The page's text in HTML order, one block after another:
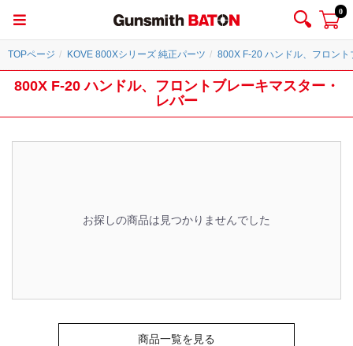
0
TOPページ KOVE 800Xシリーズ 純正パーツ 800X F-20 ハンドル、フロン
800X F-20 ハンドル、フロントブレーキマスター・
レバー
お探しの商品は見つかりませんでした
商品一覧を見る